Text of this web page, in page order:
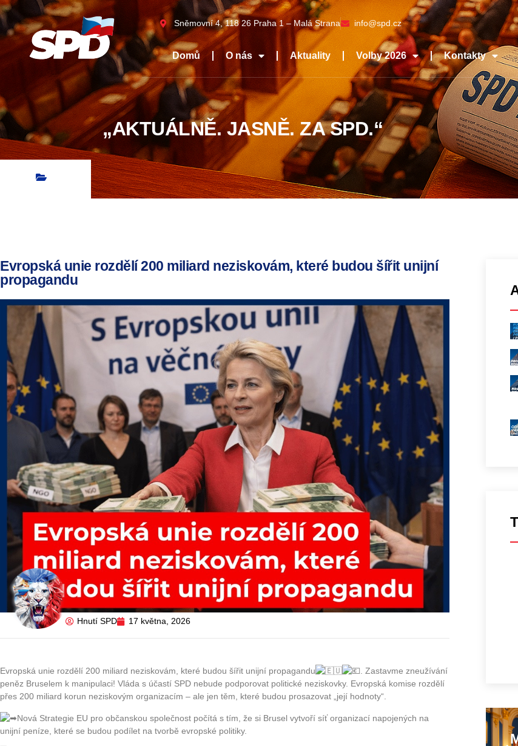
Sněmovní 4, 118 26 Praha 1 – Malá Strana info@spd.cz
Domů O nás Aktuality Volby 2026 Kontakty
„AKTUÁLNĚ. JASNĚ. ZA SPD.“
Evropská unie rozdělí 200 miliard neziskovám, které budou šířit unijní
propagandu
Hnutí SPD 17 května, 2026
Evropská unie rozdělí 200 miliard neziskovám, které budou šířit unijní propagandu
. Zastavme zneužívání
peněz Bruselem k manipulaci! Vláda s účastí SPD nebude podporovat politické neziskovky. Evropská komise rozdělí
přes 200 miliard korun neziskovým organizacím – ale jen těm, které budou prosazovat „její hodnoty“.
Nová Strategie EU pro občanskou společnost počítá s tím, že si Brusel vytvoří síť organizací napojených na
unijní peníze, které se budou podílet na tvorbě evropské politiky.